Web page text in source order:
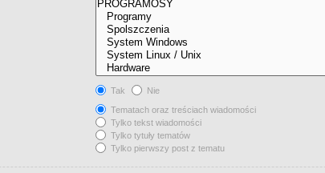
Tak
Nie
Tematach oraz treściach wiadomości
Tylko tekst wiadomości
Tylko tytuły tematów
Tylko pierwszy post z tematu